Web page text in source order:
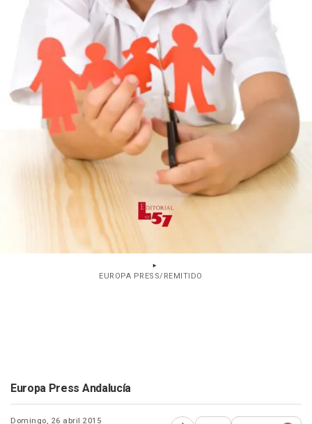
EUROPA PRESS/REMITIDO
Europa Press Andalucía
Domingo, 26 abril 2015